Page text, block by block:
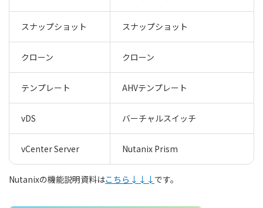
スナップショット スナップショット
クローン クローン
テンプレート AHVテンプレート
vDS バーチャルスイッチ
vCenter Server Nutanix Prism
Nutanixの機能説明資料はこちら↓↓↓ です。